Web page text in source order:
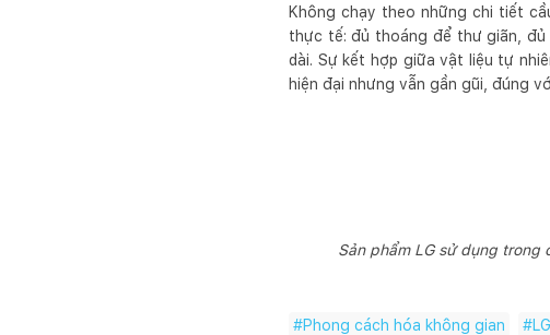
Không chạy theo những chi tiết
thực tế: đủ thoáng để thư giãn,
dài. Sự kết hợp giữa vật liệu tự
hiện đại nhưng vẫn gần gũi, đúng
Sản phẩm LG sử dụng trong
#Phong cách hóa không gian #LG